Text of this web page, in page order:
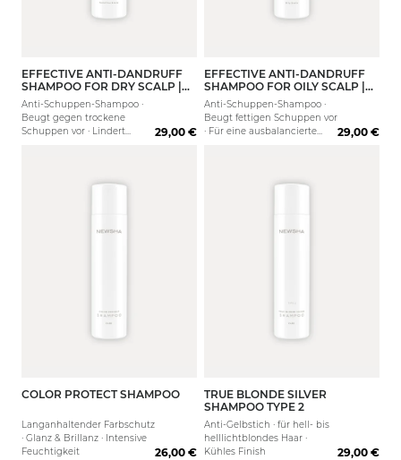
EFFECTIVE ANTI-DANDRUFF
SHAMPOO FOR DRY SCALP |
250ML
Anti-Schuppen-Shampoo ·
Beugt gegen trockene
Schuppen vor · Lindert
29,00 €
EFFECTIVE ANTI-DANDRUFF
SHAMPOO FOR OILY SCALP |
250ML
Anti-Schuppen-Shampoo ·
Beugt fettigen Schuppen vor
· Für eine ausbalancierte
29,00 €
250 ml 1000 ml
COLOR PROTECT SHAMPOO
Langanhaltender Farbschutz
· Glanz & Brillanz · Intensive
Feuchtigkeit
26,00 €
80 ml 250 ml
TRUE BLONDE SILVER
SHAMPOO TYPE 2
Anti-Gelbstich · für hell- bis
helllichtblondes Haar ·
Kühles Finish
29,00 €